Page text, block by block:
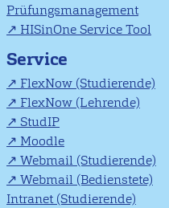
Prüfungsmanagement
HISinOne Service Tool
Service
FlexNow (Studierende)
FlexNow (Lehrende)
StudIP
Moodle
Webmail (Studierende)
Webmail (Bedienstete)
Intranet (Studierende)